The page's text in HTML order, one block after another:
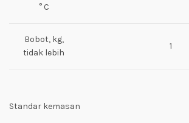
° C
Bobot, kg,
tidak lebih
1
Standar kemasan